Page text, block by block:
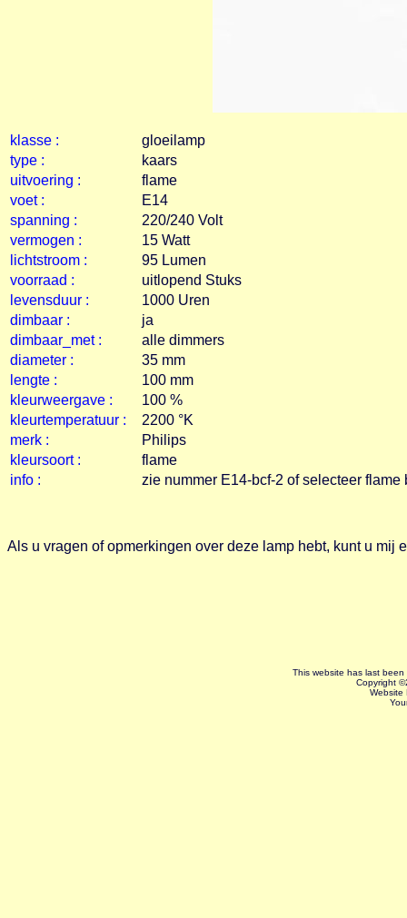
klasse :
gloeilamp
type :
kaars
uitvoering :
flame
voet :
E14
spanning :
220/240 Volt
vermogen :
15 Watt
lichtstroom :
95 Lumen
voorraad :
uitlopend Stuks
levensduur :
1000 Uren
dimbaar :
ja
dimbaar_met :
alle dimmers
diameter :
35 mm
lengte :
100 mm
kleurweergave :
100 %
kleurtemperatuur :
2200 °K
merk :
Philips
kleursoort :
flame
info :
zie nummer E14-bcf-2 of selecteer flame
Als u vragen of opmerkingen over deze lamp hebt, kunt u mij
This website has last
Copyright
Website